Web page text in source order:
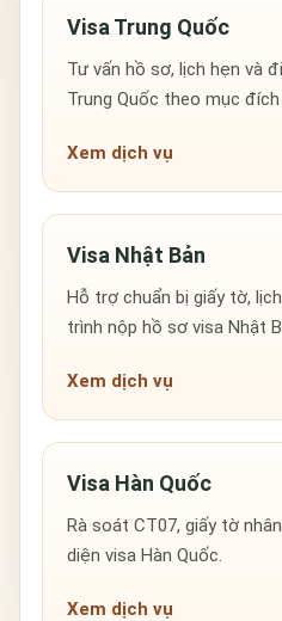
Visa Trung Quốc
Tư vấn hồ sơ, lịch hẹn và
Trung Quốc theo mục
Xem dịch vụ
Visa Nhật Bản
Hỗ trợ chuẩn bị giấy tờ,
trình nộp hồ sơ visa Nhật
Xem dịch vụ
Visa Hàn Quốc
Rà soát CT07, giấy tờ
diện visa Hàn Quốc.
Xem dịch vụ